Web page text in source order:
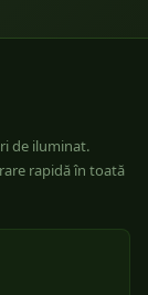
de iluminat.
rapidă în toată